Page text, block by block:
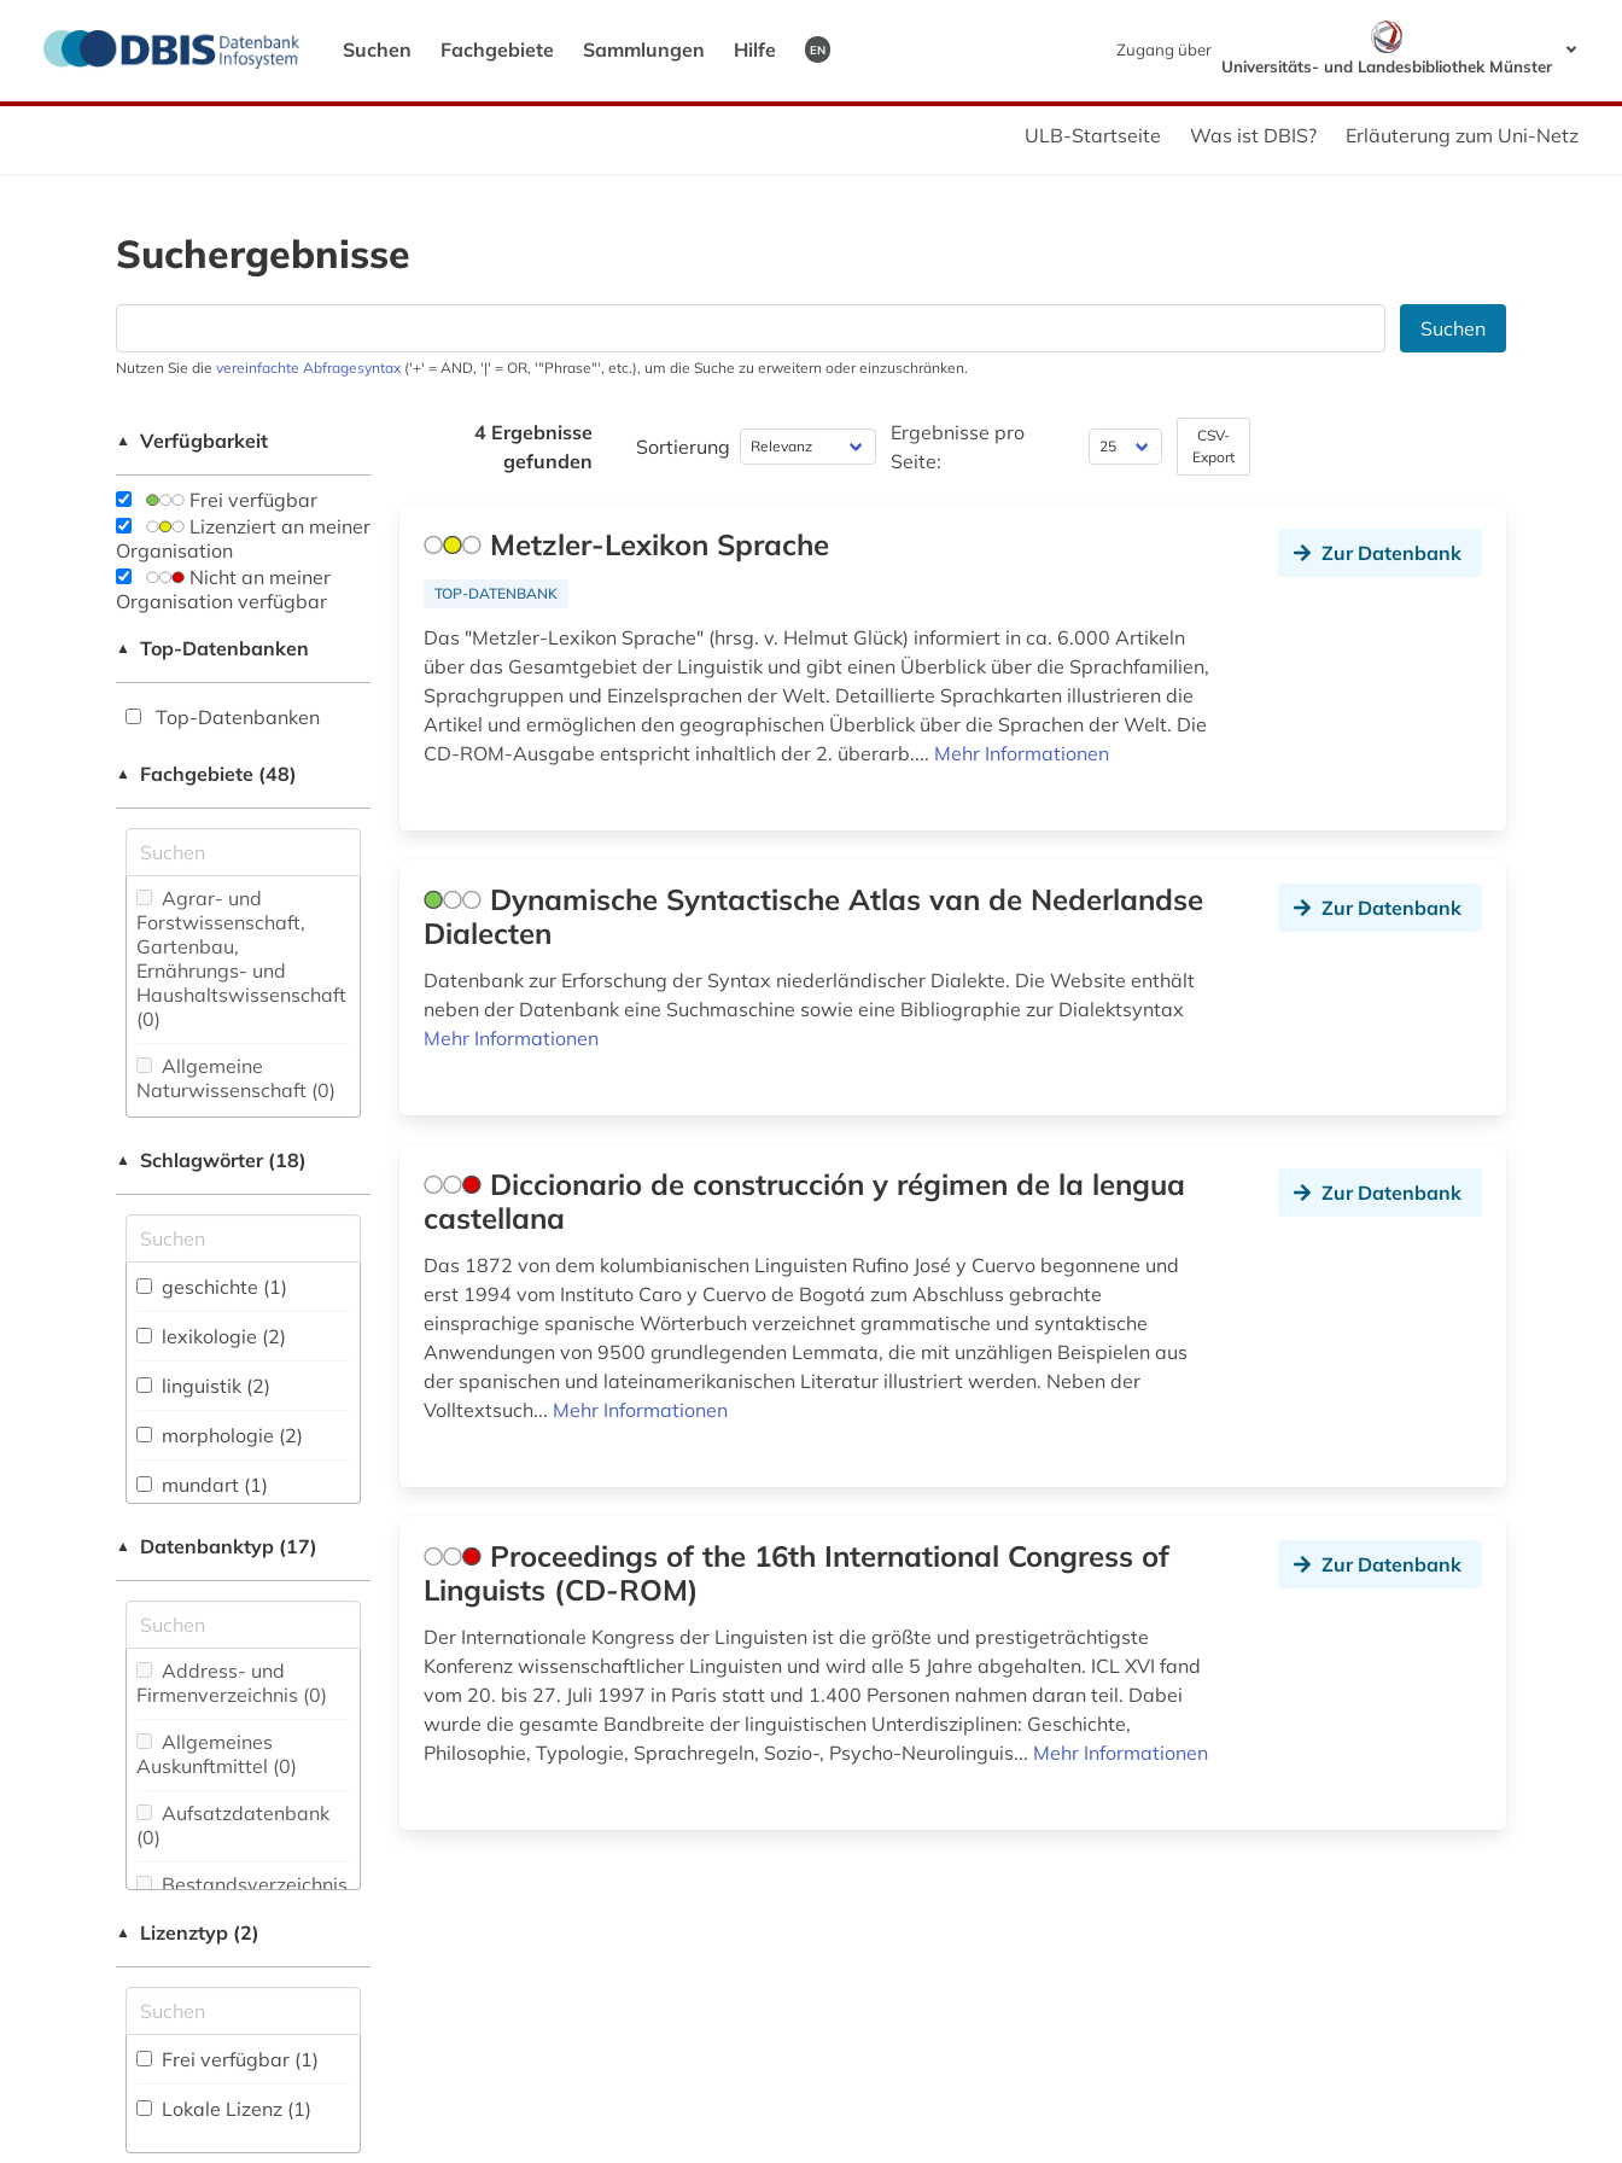
Suchen Fachgebiete Sammlungen Hilfe EN
Zugang über
Universitäts- und Landesbibliothek Münster
ULB-Startseite Was ist DBIS? Erläuterung zum Uni-Netz
Suchergebnisse
Suchen
Nutzen Sie die vereinfachte Abfragesyntax ('+' = AND, '|' = OR, '"Phrase"', etc.), um die Suche zu erweitern oder einzuschränken.
▲ Verfügbarkeit
Frei verfügbar
Lizenziert an meiner
Organisation
Nicht an meiner
Organisation verfügbar
▲ Top-Datenbanken
Top-Datenbanken
▲ Fachgebiete (48)
Agrar- und
Forstwissenschaft,
Gartenbau,
Ernährungs- und
Haushaltswissenschaft
(0)
Allgemeine
Naturwissenschaft (0)
fachübergreifende
Allgemeine und
vergleichende Sprach-
und
Literaturwissenschaft.
Indogermanistik.
Außereuropäische
Sprachen und
Literaturen (2)
Anglistik.
Amerikanistik (2)
Vermessungswesen (0)
Biologie,
Biotechnologie (0)
Buch- und
Bibliothekswesen,
Informationswissenschaft
(0)
Pharmazie (0)
Elektrotechnik,
Elektronik,
Nachrichtentechnik (0)
Energietechnik (0)
Ethnologie (0)
Europäisches
▲ Schlagwörter (18)
geschichte (1)
lexikologie (2)
linguistik (2)
morphologie (2)
mundart (1)
niederländisch (1)
philosophie (1)
phonetik (2)
phonologie (1)
pragmatik (2)
semantik (2)
spanisch (1)
sprache (2)
syntax (4)
typologie (1)
▲ Datenbanktyp (17)
Address- und
Firmenverzeichnis (0)
Allgemeines
Auskunftmittel (0)
Aufsatzdatenbank
(0)
Bestandsverzeichnis
Buchhandelsverzeichnis
Disziplinäre
Forschungsdatenrepositorien
▲ Lizenztyp (2)
Frei verfügbar (1)
Lokale Lizenz (1)
4 Ergebnisse
gefunden
Sortierung
Ergebnisse pro
Seite:
CSV-
Export
Metzler-Lexikon Sprache
TOP-DATENBANK
Das "Metzler-Lexikon Sprache" (hrsg. v. Helmut Glück) informiert in ca. 6.000 Artikeln
über das Gesamtgebiet der Linguistik und gibt einen Überblick über die Sprachfamilien,
Sprachgruppen und Einzelsprachen der Welt. Detaillierte Sprachkarten illustrieren die
Artikel und ermöglichen den geographischen Überblick über die Sprachen der Welt. Die
CD-ROM-Ausgabe entspricht inhaltlich der 2. überarb.... Mehr Informationen
Zur Datenbank
Dynamische Syntactische Atlas van de Nederlandse
Dialecten
Datenbank zur Erforschung der Syntax niederländischer Dialekte. Die Website enthält
neben der Datenbank eine Suchmaschine sowie eine Bibliographie zur Dialektsyntax
Mehr Informationen
Zur Datenbank
Diccionario de construcción y régimen de la lengua
castellana
Das 1872 von dem kolumbianischen Linguisten Rufino José y Cuervo begonnene und
erst 1994 vom Instituto Caro y Cuervo de Bogotá zum Abschluss gebrachte
einsprachige spanische Wörterbuch verzeichnet grammatische und syntaktische
Anwendungen von 9500 grundlegenden Lemmata, die mit unzähligen Beispielen aus
der spanischen und lateinamerikanischen Literatur illustriert werden. Neben der
Volltextsuch... Mehr Informationen
Zur Datenbank
Proceedings of the 16th International Congress of
Linguists (CD-ROM)
Der Internationale Kongress der Linguisten ist die größte und prestigeträchtigste
Konferenz wissenschaftlicher Linguisten und wird alle 5 Jahre abgehalten. ICL XVI fand
vom 20. bis 27. Juli 1997 in Paris statt und 1.400 Personen nahmen daran teil. Dabei
wurde die gesamte Bandbreite der linguistischen Unterdisziplinen: Geschichte,
Philosophie, Typologie, Sprachregeln, Sozio-, Psycho-Neurolinguis... Mehr Informationen
Zur Datenbank